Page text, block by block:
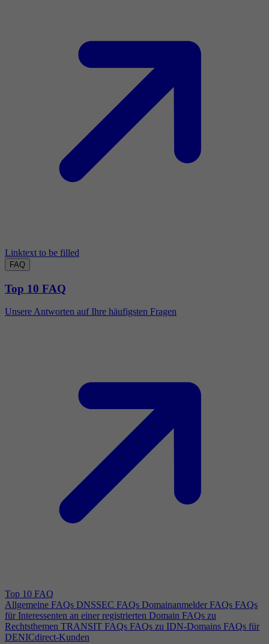
Linktext to be filled
FAQ
Top 10 FAQ
Unsere Antworten auf Ihre häufigsten Fragen
Top 10 FAQ
Allgemeine FAQs DNSSEC FAQs Domainanmelder FAQs FAQs
für Interessenten an einer registrierten Domain FAQs zu
Rechtsthemen TRANSIT FAQs FAQs zu IDN-Domains FAQs für
DENICdirect-Kunden